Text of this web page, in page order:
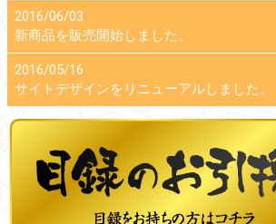
2016/06/03
新商品を販売開始しました。
2016/05/16
サイトデザインをリニューアルしました。